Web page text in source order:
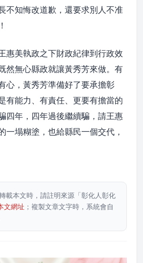
不知悔改道歉，還要求別人不准
惠美執政之下財政紀律到行政效
然無心縣政就讓黃秀芳來做。有
心，黃秀芳準備好了要承擔彰
有能力、有責任、更要有擔當的
四年，四年過後繼續騙，請王惠
一塌糊塗，也給縣民一個交代，
載本文時，請註明來源「彰化人彰化
文網址 ；複製文章文字時，系統會自